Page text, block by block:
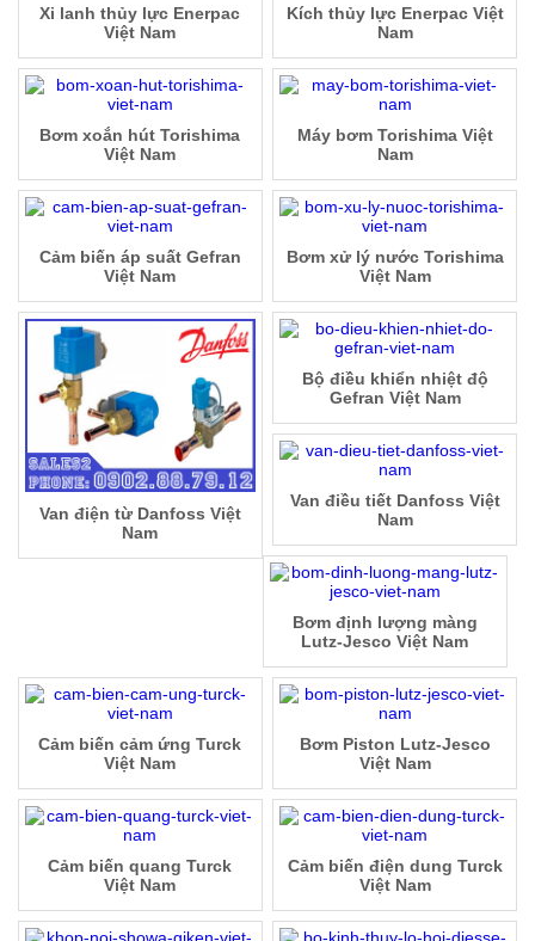
Kích thủy lực Enerpac Việt
Nam
Xi lanh thủy lực Enerpac
Việt Nam
Máy bơm Torishima Việt
Nam
Bơm xoắn hút Torishima
Việt Nam
Bơm xử lý nước Torishima
Việt Nam
Cảm biến áp suất Gefran
Việt Nam
Bộ điều khiển nhiệt độ
Gefran Việt Nam
Van điện từ Danfoss Việt
Nam
Van điều tiết Danfoss Việt
Nam
Bơm định lượng màng
Lutz-Jesco Việt Nam
Bơm Piston Lutz-Jesco
Việt Nam
Cảm biến cảm ứng Turck
Việt Nam
Cảm biến điện dung Turck
Việt Nam
Cảm biến quang Turck
Việt Nam